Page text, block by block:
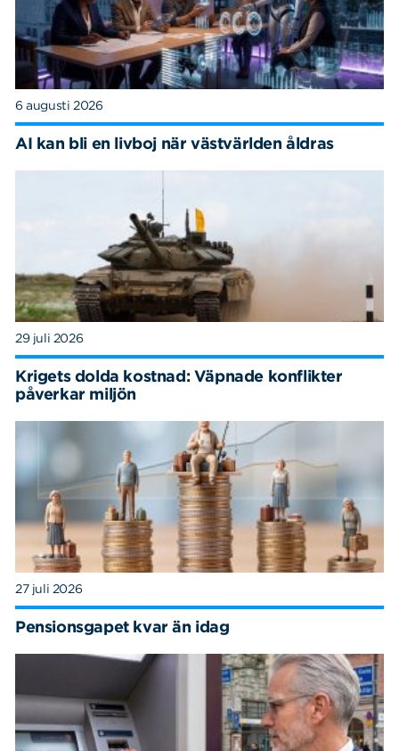
6 augusti 2026
AI kan bli en livboj när västvärlden åldras
29 juli 2026
Krigets dolda kostnad: Väpnade konflikter
påverkar miljön
27 juli 2026
Pensionsgapet kvar än idag